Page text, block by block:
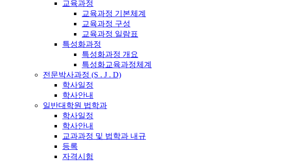
교육과정
교육과정 기본체계
교육과정 구성
교육과정 일람표
특성화과정
특성화과정 개요
특성화교육과정체계
전문박사과정 (S . J . D)
학사일정
학사안내
일반대학원 법학과
학사일정
학사안내
교과과정 및 법학과 내규
등록
자격시험